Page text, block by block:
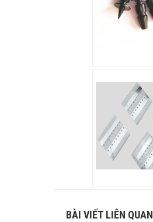
BÀI VIẾT LIÊN QUAN